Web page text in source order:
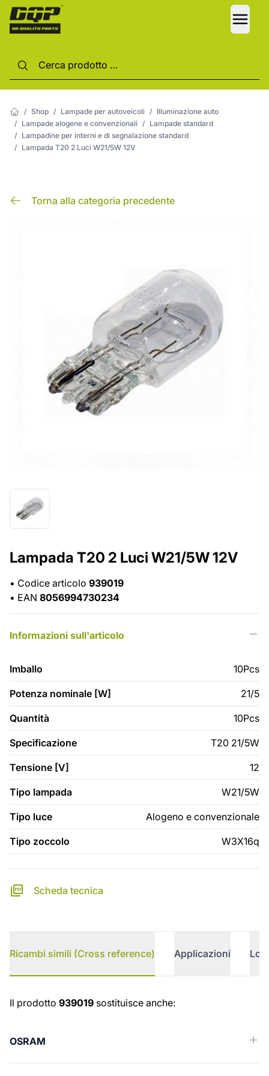
/ Shop / Lampade per autoveicoli / Illuminazione auto
/ Lampade alogene e convenzionali / Lampade standard
/ Lampadine per interni e di segnalazione standard
/ Lampada T20 2 Luci W21/5W 12V
Torna alla categoria precedente
Lampada T20 2 Luci W21/5W 12V
• Codice articolo 939019
• EAN 8056994730234
Informazioni sull'articolo
Imballo 10Pcs
Potenza nominale [W] 21/5
Quantità 10Pcs
Specificazione T20 21/5W
Tensione [V] 12
Tipo lampada W21/5W
Tipo luce Alogeno e convenzionale
Tipo zoccolo W3X16q
Scheda tecnica
Ricambi simili (Cross reference) Applicazioni
Ricambi simili (Cross reference)
Il prodotto 939019 sostituisce anche:
OSRAM